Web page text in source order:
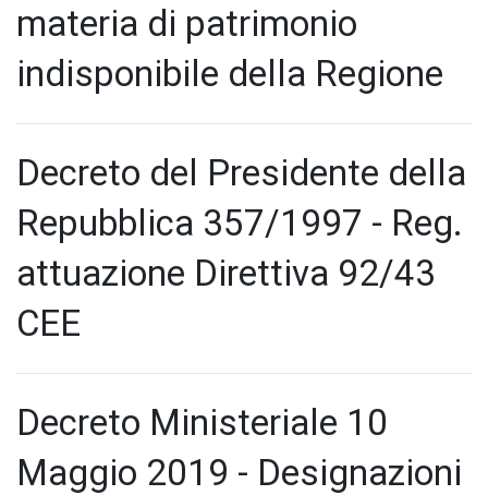
materia di patrimonio
indisponibile della Regione
Decreto del Presidente della
Repubblica 357/1997 - Reg.
attuazione Direttiva 92/43
CEE
Decreto Ministeriale 10
Maggio 2019 - Designazioni